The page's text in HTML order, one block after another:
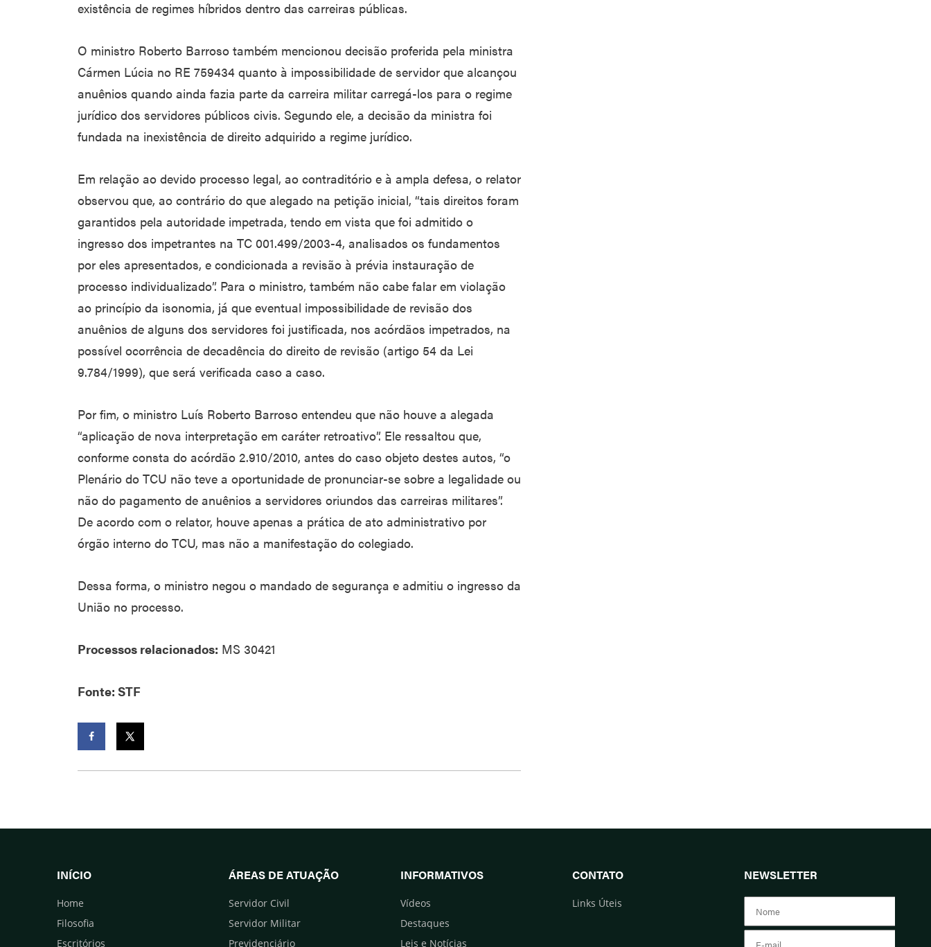
existência de regimes híbridos dentro das carreiras públicas.
O ministro Roberto Barroso também mencionou decisão proferida pela ministra
Cármen Lúcia no RE 759434 quanto à impossibilidade de servidor que alcançou
anuênios quando ainda fazia parte da carreira militar carregá-los para o regime
jurídico dos servidores públicos civis. Segundo ele, a decisão da ministra foi
fundada na inexistência de direito adquirido a regime jurídico.
Em relação ao devido processo legal, ao contraditório e à ampla defesa, o relator
observou que, ao contrário do que alegado na petição inicial, “tais direitos foram
garantidos pela autoridade impetrada, tendo em vista que foi admitido o
ingresso dos impetrantes na TC 001.499/2003-4, analisados os fundamentos
por eles apresentados, e condicionada a revisão à prévia instauração de
processo individualizado”. Para o ministro, também não cabe falar em violação
ao princípio da isonomia, já que eventual impossibilidade de revisão dos
anuênios de alguns dos servidores foi justificada, nos acórdãos impetrados, na
possível ocorrência de decadência do direito de revisão (artigo 54 da Lei
9.784/1999), que será verificada caso a caso.
Por fim, o ministro Luís Roberto Barroso entendeu que não houve a alegada
“aplicação de nova interpretação em caráter retroativo”. Ele ressaltou que,
conforme consta do acórdão 2.910/2010, antes do caso objeto destes autos, “o
Plenário do TCU não teve a oportunidade de pronunciar-se sobre a legalidade ou
não do pagamento de anuênios a servidores oriundos das carreiras militares”.
De acordo com o relator, houve apenas a prática de ato administrativo por
órgão interno do TCU, mas não a manifestação do colegiado.
Dessa forma, o ministro negou o mandado de segurança e admitiu o ingresso da
União no processo.
Processos relacionados: MS 30421
Fonte: STF
INÍCIO
Home
Filosofia
Escritórios
ÁREAS DE ATUAÇÃO
Servidor Civil
Servidor Militar
Previdenciário
INFORMATIVOS
Vídeos
Destaques
Leis e Notícias
CONTATO
Links Úteis
NEWSLETTER